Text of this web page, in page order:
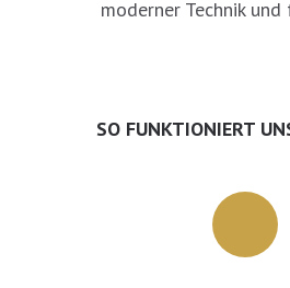
moderner Technik und
SO FUNKTIONIERT